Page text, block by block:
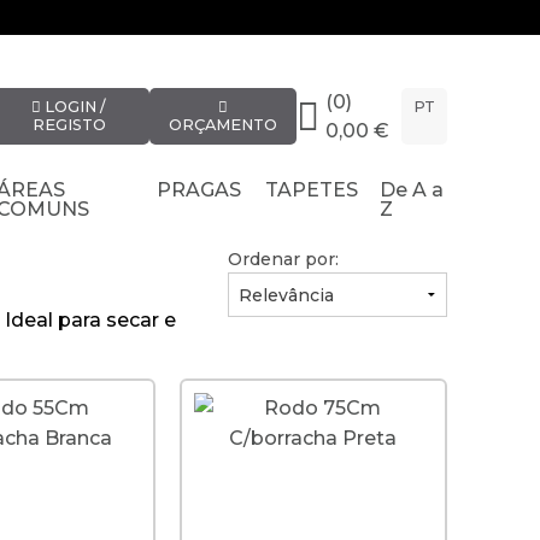
LOGIN /
REGISTO
ORÇAMENTO
(0)
0,00 €
PT
PRAGAS TAPETES
De A a
Z
para secar e
Ordenar por: